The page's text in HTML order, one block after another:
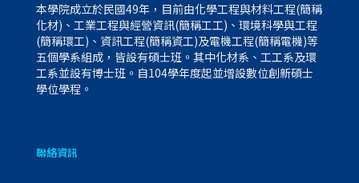
本學院成立於民國49年，目前由化學工程與材料工程(簡稱
化材)、工業工程與經營資訊(簡稱工工)、環境科學與工程
(簡稱環工)、資訊工程(簡稱資工)及電機工程(簡稱電機)等
五個學系組成，皆設有碩士班。其中化材系、工工系及環
工系並設有博士班。自104學年度起並增設數位創新碩士
學位學程。
聯絡資訊